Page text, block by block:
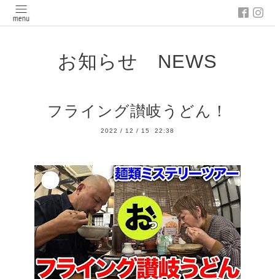
お知らせ NEWS
フライング讃岐うどん！
2022 / 12 / 15 22:38